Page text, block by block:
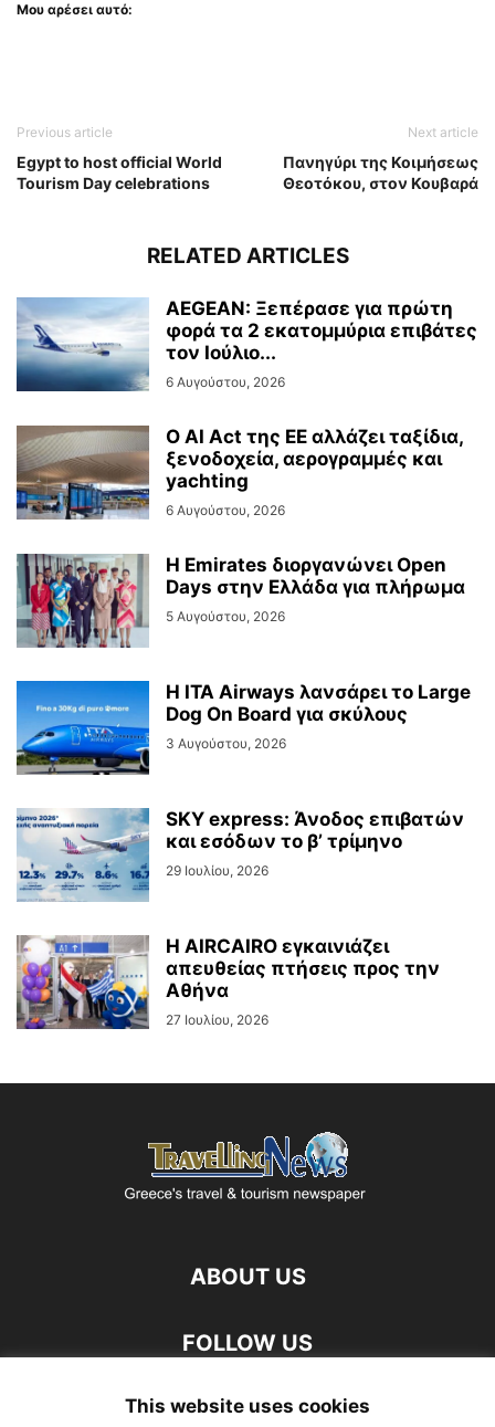
Μου αρέσει αυτό:
Previous article
Egypt to host official World
Tourism Day celebrations
Next article
Πανηγύρι της Κοιμήσεως
Θεοτόκου, στον Κουβαρά
RELATED ARTICLES
AEGEAN: Ξεπέρασε για πρώτη
φορά τα 2 εκατομμύρια επιβάτες
τον Ιούλιο...
6 Αυγούστου, 2026
Ο AI Act της ΕΕ αλλάζει ταξίδια,
ξενοδοχεία, αερογραμμές και
yachting
6 Αυγούστου, 2026
Η Emirates διοργανώνει Open
Days στην Ελλάδα για πλήρωμα
5 Αυγούστου, 2026
Η ITA Airways λανσάρει το Large
Dog On Board για σκύλους
3 Αυγούστου, 2026
SKY express: Άνοδος επιβατών
και εσόδων το β’ τρίμηνο
29 Ιουλίου, 2026
Η AIRCAIRO εγκαινιάζει
απευθείας πτήσεις προς την
Αθήνα
27 Ιουλίου, 2026
ABOUT US
FOLLOW US
This website uses cookies